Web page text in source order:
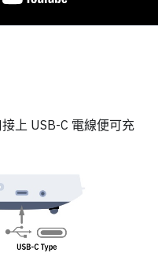
上 USB-C 電線便可充